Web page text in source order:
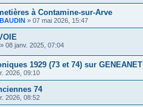
à Contamine-sur-Arve
» 07 mai 2026, 15:47
» 08 janv. 2025, 07:04
1929 (73 et 74) sur GENEANET
2026, 09:10
74
2026, 08:52